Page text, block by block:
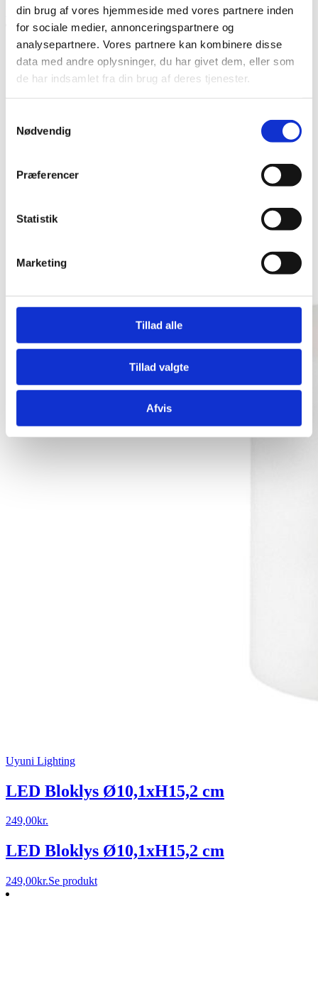
din brug af vores hjemmeside med vores partnere inden
for sociale medier, annonceringspartnere og
analysepartnere. Vores partnere kan kombinere disse
data med andre oplysninger, du har givet dem, eller som
de har indsamlet fra din brug af deres tjenester.
Nødvendig
Præferencer
Statistik
Marketing
Tillad alle
Tillad valgte
Afvis
199,00kr.Se produkt
Uyuni Lighting
LED Bloklys Ø10,1xH15,2 cm
249,00kr.
LED Bloklys Ø10,1xH15,2 cm
249,00kr.Se produkt